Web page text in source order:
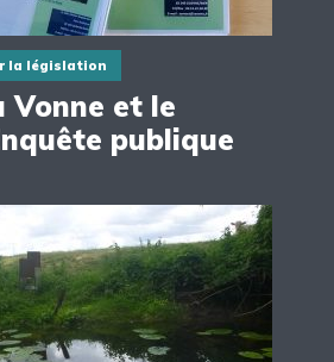
la législation
Vonne et le
publique